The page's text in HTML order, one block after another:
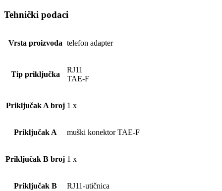
Tehnički podaci
Vrsta proizvoda telefon adapter
Tip priključka
RJ11
TAE-F
Priključak A broj 1 x
Priključak A muški konektor TAE-F
Priključak B broj 1 x
Priključak B RJ11-utičnica